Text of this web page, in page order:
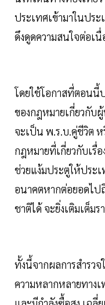
ประเทศเข้ามาในปร
ดึงดูดความสนใจต่อเนื่
โดยใช้โอกาสที่ตอนนี้
ของกฎหมายเกี่ยวกับ
จะเป็น พ.ร.บ.คู่ชีวิต ห
กฎหมายที่เกี่ยวกับเรื่
ช่วยแง้มประตูให้ประ
อนาคตหากต่อยอดไป
ชาติได้ จะยิ่งเติมเต็ม
ทั้งนี้จากผลการสำรว
ความหลากหลายทาง